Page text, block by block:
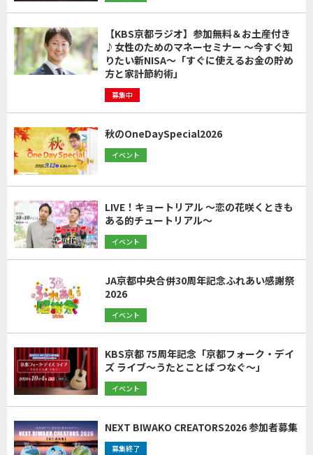
【KBS京都ラジオ】参加無料＆お土産付き
♪女性のためのマネーセミナー ～今すぐ知
りたい新NISA～「すぐに使えるお金の貯め
方と家計節約術」
募集中
秋のOneDaySpecial2026
イベント
LIVE！キョートリアル ～恋の花咲くときも
ある的チュートリアル～
イベント
JA京都中央合併30周年記念ふれあい感謝祭
2026
イベント
KBS京都 75周年記念「京都フォーク・デイ
ズ ライブ～うたとことば つなぐ～」
イベント
NEXT BIWAKO CREATORS2026 参加者募集
募集終了